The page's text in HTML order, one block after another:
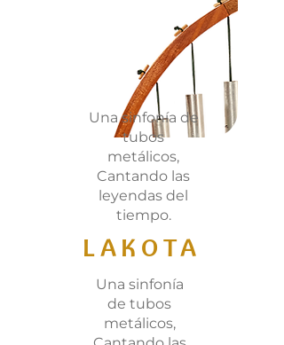
LAKOTA
Una sinfonía de
tubos
metálicos,
Cantando las
leyendas del
tiempo.
Una sinfonía
de tubos
metálicos,